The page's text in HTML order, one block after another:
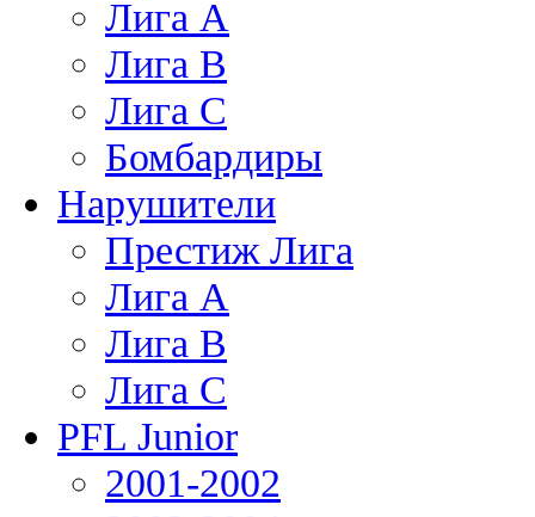
Лига А
Лига В
Лига С
Бомбардиры
Нарушители
Престиж Лига
Лига А
Лига В
Лига С
PFL Junior
2001-2002